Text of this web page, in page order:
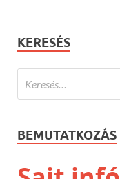
KERESÉS
BEMUTATKOZÁS